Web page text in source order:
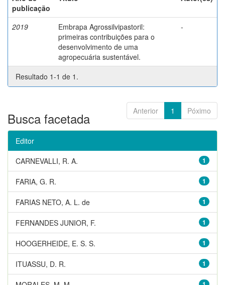
publicação
2019
Embrapa Agrossilvipastoril:
primeiras contribuições para o
desenvolvimento de uma
agropecuária sustentável.
-
Resultado 1-1 de 1.
Anterior 1 Póximo
Busca facetada
Editor
1
CARNEVALLI, R. A.
1
FARIA, G. R.
1
FARIAS NETO, A. L. de
1
FERNANDES JUNIOR, F.
1
HOOGERHEIDE, E. S. S.
1
ITUASSU, D. R.